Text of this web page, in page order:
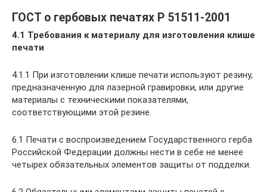
ГОСТ о гербовых печатях Р 51511-2001
4.1 Требования к материалу для изготовления клише
печати
4.1.1 При изготовлении клише печати используют резину,
предназначенную для лазерной гравировки, или другие
материалы с техническими показателями,
соответствующими этой резине.
6.1 Печати с воспроизведением Государственного герба
Российской Федерации должны нести в себе не менее
четырех обязательных элементов защиты от подделки.